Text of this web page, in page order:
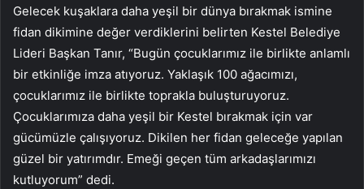
Gelecek kuşaklara daha yeşil bir dünya bırakmak ismine
fidan dikimine değer verdiklerini belirten Kestel Belediye
Lideri Başkan Tanır, “Bugün çocuklarımız ile birlikte anlamlı
bir etkinliğe imza atıyoruz. Yaklaşık 100 ağacımızı,
çocuklarımız ile birlikte toprakla buluşturuyoruz.
Çocuklarımıza daha yeşil bir Kestel bırakmak için var
gücümüzle çalışıyoruz. Dikilen her fidan geleceğe yapılan
güzel bir yatırımdır. Emeği geçen tüm arkadaşlarımızı
kutluyorum” dedi.